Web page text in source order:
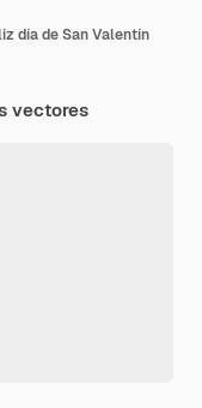
día de San Valentín
vectores